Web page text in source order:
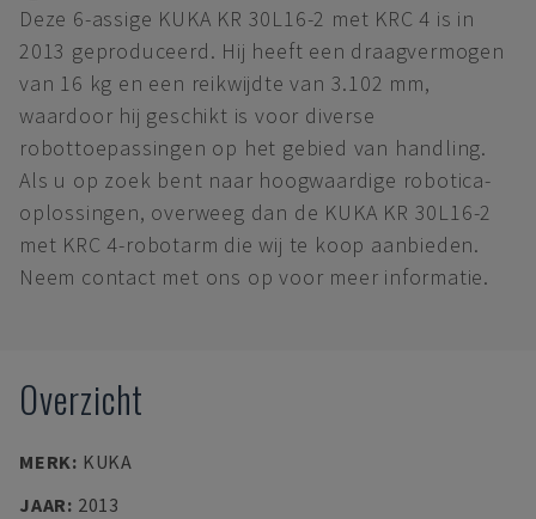
Deze 6-assige KUKA KR 30L16-2 met KRC 4 is in
2013 geproduceerd. Hij heeft een draagvermogen
van 16 kg en een reikwijdte van 3.102 mm,
waardoor hij geschikt is voor diverse
robottoepassingen op het gebied van handling.
Als u op zoek bent naar hoogwaardige robotica-
oplossingen, overweeg dan de KUKA KR 30L16-2
met KRC 4-robotarm die wij te koop aanbieden.
Neem contact met ons op voor meer informatie.
Overzicht
MERK: KUKA
JAAR: 2013